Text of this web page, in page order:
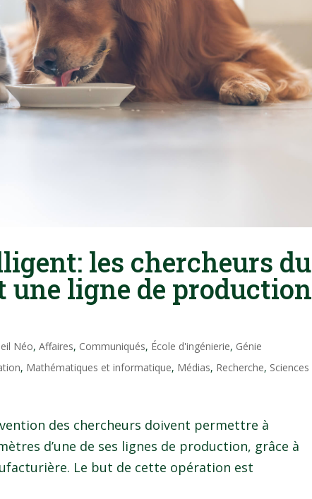
les chercheurs du
ligne de production
Néo,Affaires, Communiqués, École d'ingénierie, Génie
, Mathématiques et informatique, Médias, Recherche, Sciences
des chercheurs doivent permettre à
d’une de ses lignes de production, grâce à
Le but de cette opération est